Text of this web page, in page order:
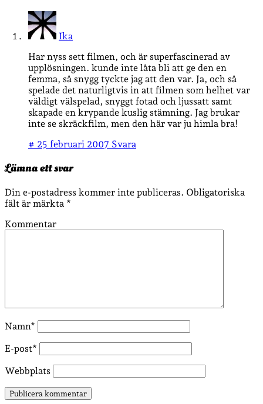
Ika
Har nyss sett filmen, och är superfascinerad av
upplösningen. kunde inte låta bli att ge den en
femma, så snygg tyckte jag att den var. Ja, och så
spelade det naturligtvis in att filmen som helhet var
väldigt välspelad, snyggt fotad och ljussatt samt
skapade en krypande kuslig stämning. Jag brukar
inte se skräckfilm, men den här var ju himla bra!
# 25 februari 2007 Svara
Lämna ett svar
Din e-postadress kommer inte publiceras. Obligatoriska
fält är märkta *
Kommentar
Namn*
E-post*
Webbplats